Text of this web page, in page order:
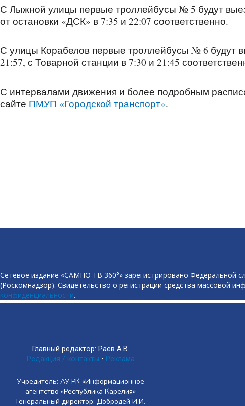
С Лыжной улицы первые троллейбусы № 5 будут
от остановки «ДСК» в 7:35 и 22:07 соответственно.
С улицы Корабелов первые троллейбусы № 6 будут
21:57, с Товарной станции в 7:30 и 21:45
С интервалами движения и более подробным
сайте ПМУП «Городской транспорт».
Сетевое издание «САМПО ТВ 360°» зарегистрировано Федеральной
(Роскомнадзор). Свидетельство о регистрации средства массовой
конфиденциальности.
Главный редактор: Раев А.В.
Редакция / контакты • Реклама
Учредитель: АУ РК «Информационное
агентство «Республика Карелия»
Генеральный директор: Добродей И.И.